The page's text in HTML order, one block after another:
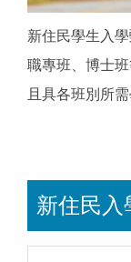
新住民學生入
職專班、博士
且具各班別所需
新住民入